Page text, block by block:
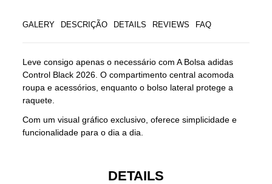
GALERY DESCRIÇÃO DETAILS REVIEWS FAQ
Leve consigo apenas o necessário com A Bolsa adidas
Control Black 2026. O compartimento central acomoda
roupa e acessórios, enquanto o bolso lateral protege a
raquete.
Com um visual gráfico exclusivo, oferece simplicidade e
funcionalidade para o dia a dia.
DETAILS